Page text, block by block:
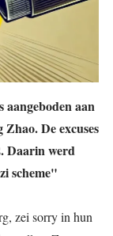
aangeboden aan
De excuses
Daarin werd
scheme"
zeisorry in hun